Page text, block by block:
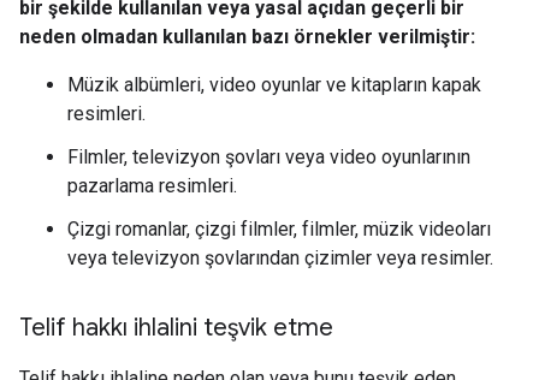
bir şekilde kullanılan veya yasal açıdan geçerli bir
neden olmadan kullanılan bazı örnekler verilmiştir:
Müzik albümleri, video oyunlar ve kitapların kapak
resimleri.
Filmler, televizyon şovları veya video oyunlarının
pazarlama resimleri.
Çizgi romanlar, çizgi filmler, filmler, müzik videoları
veya televizyon şovlarından çizimler veya resimler.
Telif hakkı ihlalini teşvik etme